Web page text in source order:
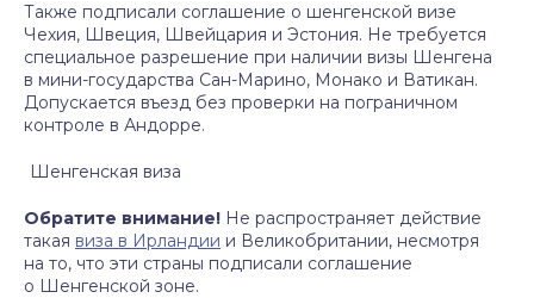
Также подписали соглашение о шенгенской визе
Чехия, Швеция, Швейцария и Эстония. Не требуется
специальное разрешение при наличии визы Шенгена
в мини-государства Сан-Марино, Монако и Ватикан.
Допускается въезд без проверки на пограничном
контроле в Андорре.
Шенгенская виза
Обратите внимание! Не распространяет действие
такая виза в Ирландии и Великобритании, несмотря
на то, что эти страны подписали соглашение
о Шенгенской зоне.